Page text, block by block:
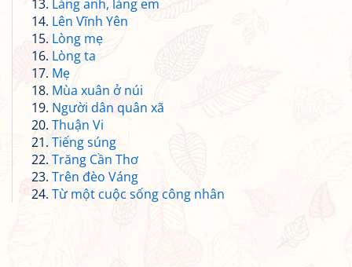
Làng anh, làng em
Lên Vĩnh Yên
Lòng mẹ
Lòng ta
Mẹ
Mùa xuân ở núi
Người dân quân xã
Thuận Vi
Tiếng súng
Trăng Cần Thơ
Trên đèo Váng
Từ một cuộc sống công nhân